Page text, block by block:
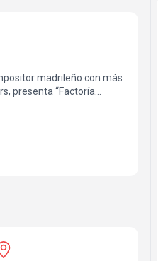
madrileño con más
presenta “Factoría
temas de pop-rock
banda ofrecerá un nuevo
las 19:30 horas,